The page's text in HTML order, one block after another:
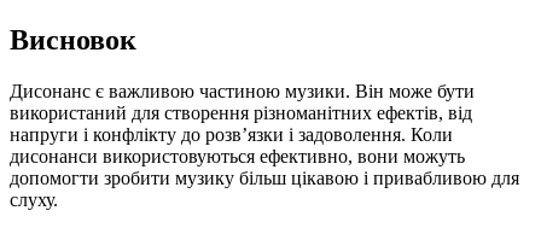
Висновок
Дисонанс є важливою частиною музики. Він може бути
використаний для створення різноманітних ефектів, від
напруги і конфлікту до розв’язки і задоволення. Коли
дисонанси використовуються ефективно, вони можуть
допомогти зробити музику більш цікавою і привабливою для
слуху.